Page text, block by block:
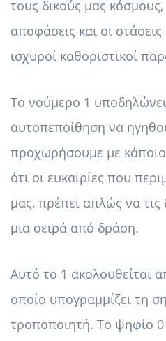
τους δικούς μας κόσμους,
αποφάσεις και οι στάσεις
ισχυροί καθοριστικοί
Το νούμερο 1
αυτοπεποίθηση να
προχωρήσουμε με
ότι οι ευκαιρίες που
μας, πρέπει απλώς να τις
μια σειρά από δράση.
Αυτό το 1 ακολουθείται
οποίο υπογραμμίζει τη
τροποποιητή. Το ψηφίο